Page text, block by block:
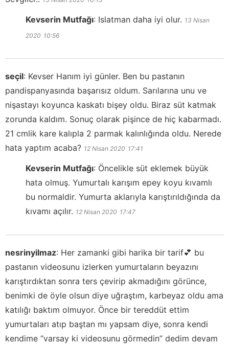
Kevserin Mutfağı: Islatman daha iyi olur. 13 Nisan
2020 10:56
seçil: Kevser Hanım iyi günler. Ben bu pastanın
pandispanyasında başarısız oldum. Sarılarına unu ve
nişastayı koyunca kaskatı bişey oldu. Biraz süt katmak
zorunda kaldım. Sonuç olarak pişince de hiç kabarmadı.
21 cmlik kare kalıpla 2 parmak kalınlığında oldu. Nerede
hata yaptım acaba? 12 Nisan 2020 17:41
Kevserin Mutfağı: Öncelikle süt eklemek büyük
hata olmuş. Yumurtalı karışım epey koyu kıvamlı
bu normaldir. Yumurta aklarıyla karıştırıldığında da
kıvamı açılır. 12 Nisan 2020 17:47
nesrinyilmaz: Her zamanki gibi harika bir tarif💕 bu
pastanın videosunu izlerken yumurtaların beyazını
karıştırdıktan sonra ters çevirip akmadığını görünce,
benimki de öyle olsun diye uğraştım, karbeyaz oldu ama
katılığı baktım olmuyor. Önce bir tereddüt ettim
yumurtaları atıp baştan mı yapsam diye, sonra kendi
kendime “varsay ki videosunu görmedin” dedim devam